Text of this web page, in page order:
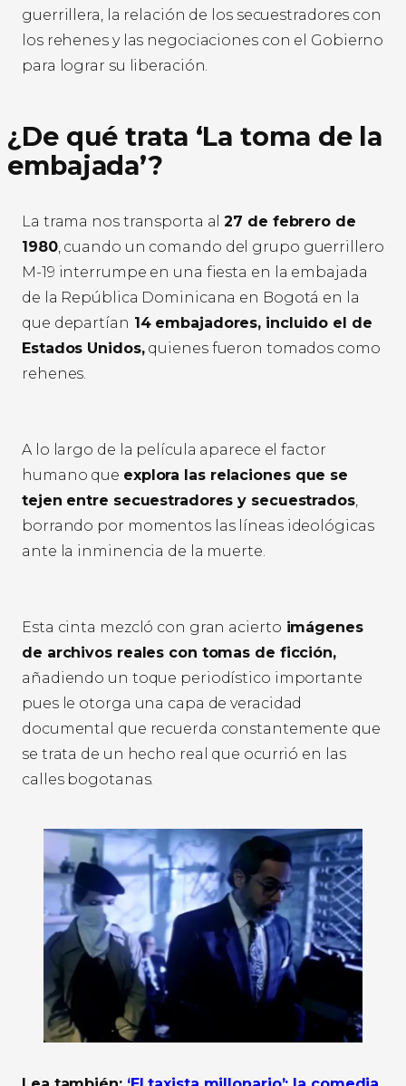
guerrillera, la relación de los secuestradores con
los rehenes y las negociaciones con el Gobierno
para lograr su liberación.
¿De qué trata ‘La toma de la
embajada’?
La trama nos transporta al27 de febrero de
1980, cuando un comando del grupo guerrillero
M-19 interrumpe en una fiesta en la embajada
de la República Dominicana en Bogotá en la
que departían 14 embajadores, incluido el de
Estados Unidos,quienes fueron tomados como
rehenes.
A lo largo de la película aparece el factor
humano que explora las relaciones que se
tejen entre secuestradores y secuestrados,
borrando por momentos las líneas ideológicas
ante la inminencia de la muerte.
Esta cinta mezcló con gran acierto imágenes
de archivos reales con tomas de ficción,
añadiendo un toque periodístico importante
pues le otorga una capa de veracidad
documental que recuerda constantemente que
se trata de un hecho real que ocurrió en las
calles bogotanas.